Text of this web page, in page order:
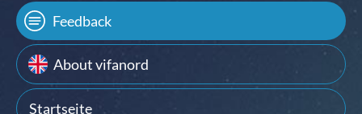
Feedback
About vifanord
Startseite